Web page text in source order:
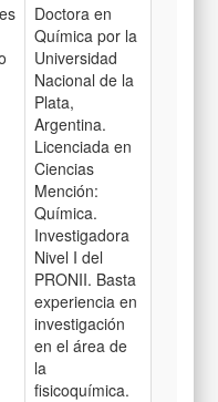
Doctora en
Química por la
Universidad
Nacional de la
Plata,
Argentina.
Licenciada en
Ciencias
Mención:
Química.
Investigadora
Nivel I del
PRONII. Basta
experiencia en
investigación
en el área de
la
fisicoquímica.